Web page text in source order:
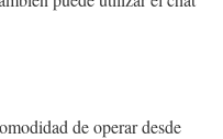
de operar desde